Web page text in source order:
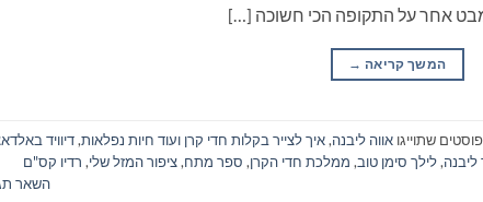
המשך קריאה →
פוסטים שתוייגו אווה ליבנה,איך לצייר בקלות חדי קרן ועוד חיות נפלאות,דיוויד
ליבנה,לילך סימן טוב, ממלכת חדי הקרן, ספר מתח,ציפור המזל שלי, רדיו קס"ם
השאר